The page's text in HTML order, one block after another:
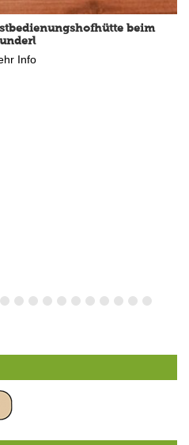
beim
Info
Lüßbacher Blasmusik
Info